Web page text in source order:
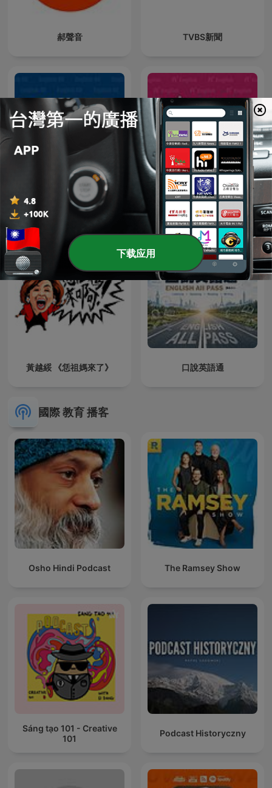
郝聲音 TVBS新聞
English4U 活用空中美語 A+ English 空中美語
黃越綏 《恁祖媽來了》 口說英語通
國際 教育 播客
Osho Hindi Podcast The Ramsey Show
Sáng tạo 101 - Creative
101
Podcast Historyczny
下载应用